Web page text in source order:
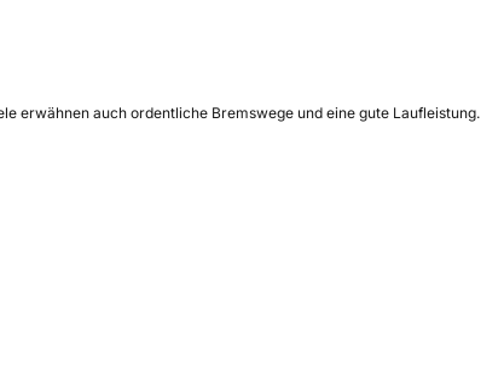
erwähnen auch ordentliche Bremswege und eine gute Laufleistung.